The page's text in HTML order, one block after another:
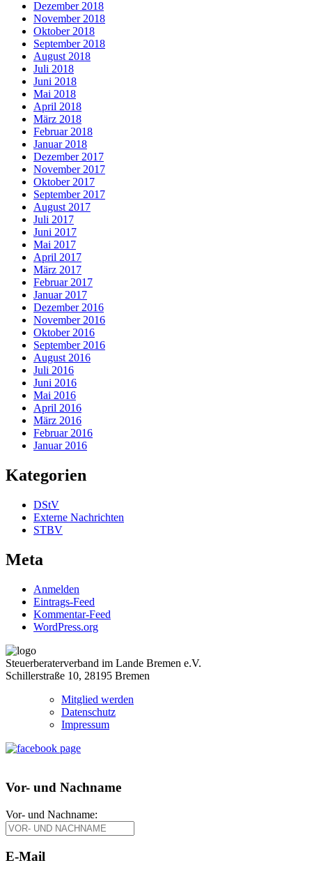
Dezember 2018
November 2018
Oktober 2018
September 2018
August 2018
Juli 2018
Juni 2018
Mai 2018
April 2018
März 2018
Februar 2018
Januar 2018
Dezember 2017
November 2017
Oktober 2017
September 2017
August 2017
Juli 2017
Juni 2017
Mai 2017
April 2017
März 2017
Februar 2017
Januar 2017
Dezember 2016
November 2016
Oktober 2016
September 2016
August 2016
Juli 2016
Juni 2016
Mai 2016
April 2016
März 2016
Februar 2016
Januar 2016
Kategorien
DStV
Externe Nachrichten
STBV
Meta
Anmelden
Eintrags-Feed
Kommentar-Feed
WordPress.org
Steuerberaterverband im Lande Bremen e.V.
Schillerstraße 10, 28195 Bremen
Mitglied werden
Datenschutz
Impressum
Vor- und Nachname
Vor- und Nachname:
E-Mail